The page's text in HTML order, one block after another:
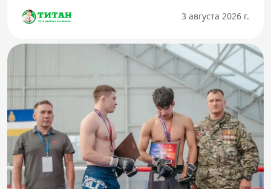
3 августа 2026 г.